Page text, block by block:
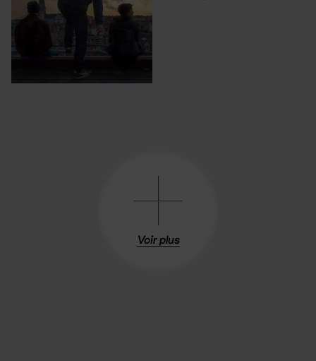
Voir plus